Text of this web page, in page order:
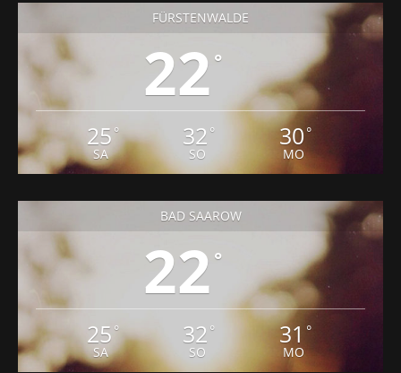
FÜRSTENWALDE
22 °
25 °
SA
32 °
SO
30 °
MO
BAD SAAROW
22 °
25 °
SA
32 °
SO
31 °
MO